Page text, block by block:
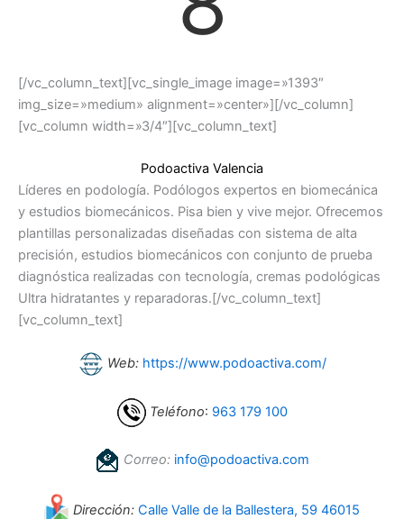
[/vc_column_text][vc_single_image image=»1393″
img_size=»medium» alignment=»center»][/vc_column]
[vc_column width=»3/4″][vc_column_text]
Podoactiva Valencia
Líderes en podología. Podólogos expertos en biomecánica
y estudios biomecánicos. Pisa bien y vive mejor. Ofrecemos
plantillas personalizadas diseñadas con sistema de alta
precisión, estudios biomecánicos con conjunto de prueba
diagnóstica realizadas con tecnología, cremas podológicas
Ultra hidratantes y reparadoras.[/vc_column_text]
[vc_column_text]
Web: https://www.podoactiva.com/
Teléfono: 963 179 100
Correo: info@podoactiva.com
Dirección: Calle Valle de la Ballestera, 59 46015